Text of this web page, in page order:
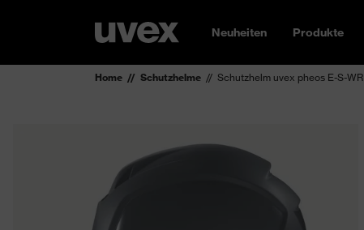
Neuheiten Produkte
Home Schutzhelme Schutzhelm uvex pheos E-S-WR